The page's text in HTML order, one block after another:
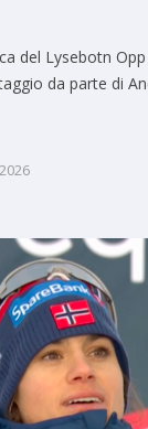
del Lysebotn
da parte di